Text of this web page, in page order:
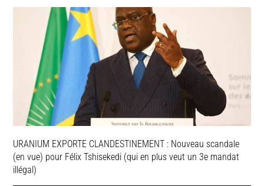
URANIUM EXPORTE CLANDESTINEMENT : Nouveau scandale
(en vue) pour Félix Tshisekedi (qui en plus veut un 3e mandat
illégal)